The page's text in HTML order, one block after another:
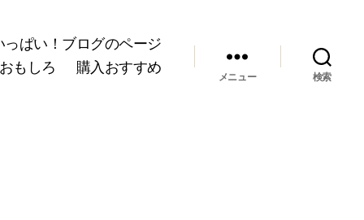
ぱい！ブログのページ
おもしろ 購入おすすめ
メニュー 検索